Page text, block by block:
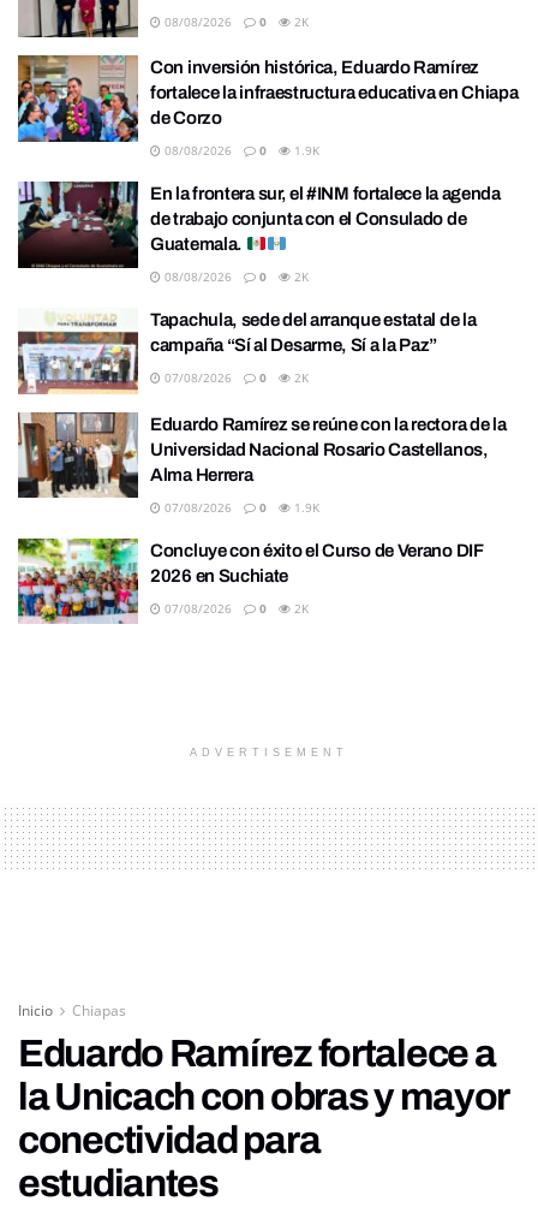
08/08/2026 0 2K
Con inversión histórica, Eduardo Ramírez
fortalece la infraestructura educativa en Chiapa
de Corzo
08/08/2026 0 1.9K
En la frontera sur, el #INM fortalece la agenda
de trabajo conjunta con el Consulado de
Guatemala.
08/08/2026 0 2K
Tapachula, sede del arranque estatal de la
campaña “Sí al Desarme, Sí a la Paz”
07/08/2026 0 2K
Eduardo Ramírez se reúne con la rectora de la
Universidad Nacional Rosario Castellanos,
Alma Herrera
07/08/2026 0 1.9K
Concluye con éxito el Curso de Verano DIF
2026 en Suchiate
07/08/2026 0 2K
ADVERTISEMENT
Inicio Chiapas
Eduardo Ramírez fortalece a
la Unicach con obras y mayor
conectividad para
estudiantes